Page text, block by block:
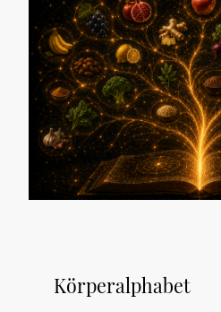
Körperalphabet